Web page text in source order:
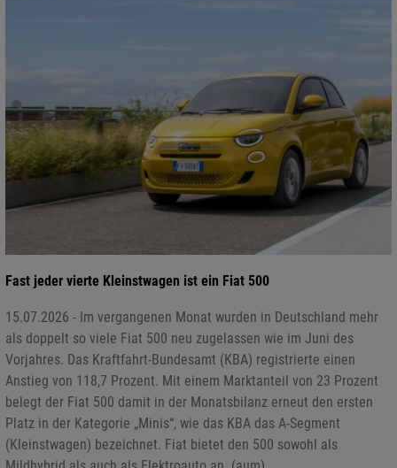
Fast jeder vierte Kleinstwagen ist ein Fiat 500
15.07.2026 - Im vergangenen Monat wurden in Deutschland mehr
als doppelt so viele Fiat 500 neu zugelassen wie im Juni des
Vorjahres. Das Kraftfahrt-Bundesamt (KBA) registrierte einen
Anstieg von 118,7 Prozent. Mit einem Marktanteil von 23 Prozent
belegt der Fiat 500 damit in der Monatsbilanz erneut den ersten
Platz in der Kategorie „Minis“, wie das KBA das A-Segment
(Kleinstwagen) bezeichnet. Fiat bietet den 500 sowohl als